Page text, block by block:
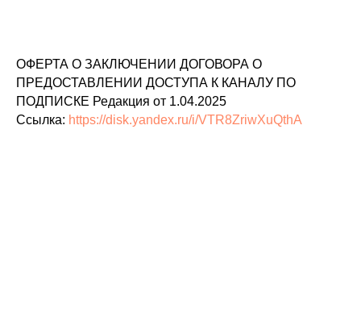
ОФЕРТА О ЗАКЛЮЧЕНИИ ДОГОВОРА О
ПРЕДОСТАВЛЕНИИ ДОСТУПА К КАНАЛУ ПО
ПОДПИСКЕ Редакция от 1.04.2025
Ссылка: https://disk.yandex.ru/i/VTR8ZriwXuQthA